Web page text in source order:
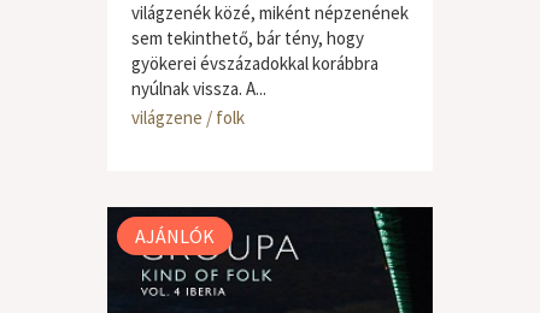
világzenék közé, miként népzenének
sem tekinthető, bár tény, hogy
gyökerei évszázadokkal korábbra
nyúlnak vissza. A...
világzene / folk
AJÁNLÓK